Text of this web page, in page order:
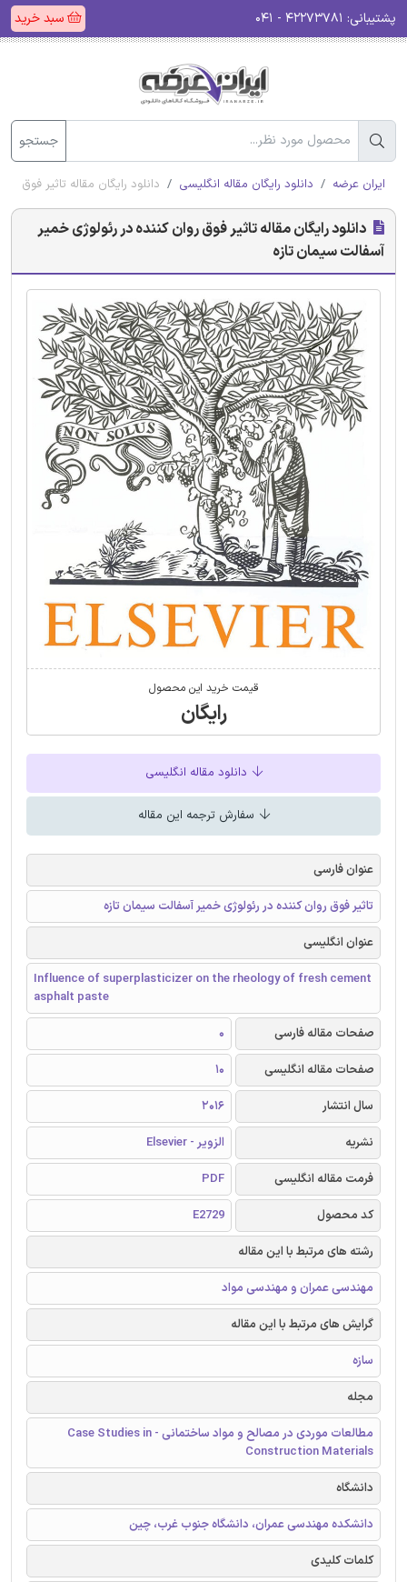
پشتیبانی: سبد خرید
جستجو
ایران عرضه دانلود رایگان مقاله انگلیسی دانلود رایگان مقاله تاثیر فوق
دانلود رایگان مقاله تاثیر فوق روان کننده در رئولوژی خمیر
آسفالت سیمان تازه
قیمت خرید این محصول
رایگان
دانلود مقاله انگلیسی
سفارش ترجمه این مقاله
عنوان فارسی
تاثیر فوق روان کننده در رئولوژی خمیر آسفالت سیمان تازه
عنوان انگلیسی
Influence of superplasticizer on the rheology of fresh cement
asphalt paste
صفحات مقاله فارسی
0
صفحات مقاله انگلیسی
10
سال انتشار
2016
نشریه
الزویر - Elsevier
فرمت مقاله انگلیسی
PDF
کد محصول
E2729
رشته های مرتبط با این مقاله
مهندسی عمران و مهندسی مواد
گرایش های مرتبط با این مقاله
سازه
مجله
مطالعات موردی در مصالح و مواد ساختمانی - Case Studies in
Construction Materials
دانشگاه
دانشکده مهندسی عمران، دانشگاه جنوب غرب، چین
کلمات کلیدی